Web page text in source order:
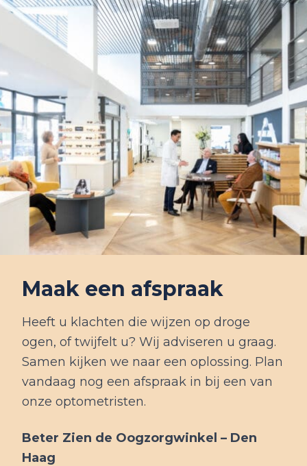
Maak een afspraak
Heeft u klachten die wijzen op droge
ogen, of twijfelt u? Wij adviseren u graag.
Samen kijken we naar een oplossing. Plan
vandaag nog een afspraak in bij een van
onze optometristen.
Beter Zien de Oogzorgwinkel – Den
Haag